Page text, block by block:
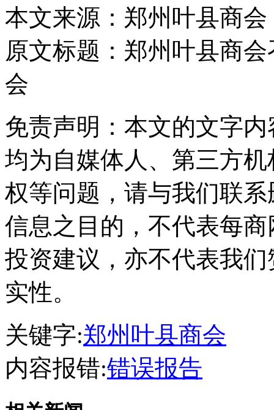
本文来源：郑州叶县商会
原文标题： 郑州叶县商
会
免责声明：本文的文字
均为自媒体人、第三方
权等问题，请与我们联
信息之目的，不代表每
投资建议，亦不代表我
实性。
关键字:郑州叶县商会
内容报错:错误报告